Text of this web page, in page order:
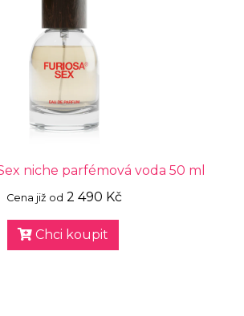
niche parfémová voda 50 ml
Cena již od 2 490 Kč
Chci koupit